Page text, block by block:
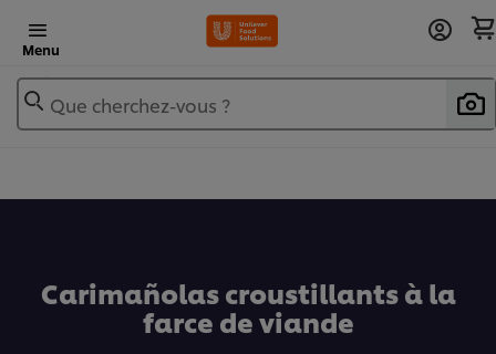
Menu
Que cherchez-vous ?
Carimañolas croustillants à la
farce de viande